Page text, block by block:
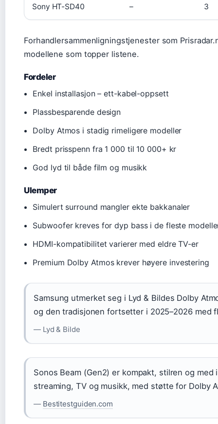
Sony HT-SD40 – 3
Forhandlersammenligningstjenester som
modellene som topper listene.
Fordeler
Enkel installasjon – ett-kabel-oppsett
Plassbesparende design
Dolby Atmos i stadig rimeligere modeller
Bredt prisspenn fra 1 000 til 10 000+ kr
God lyd til både film og musikk
Ulemper
Simulert surround mangler ekte bakkanaler
Subwoofer kreves for dyp bass i de fleste
HDMI-kompatibilitet varierer med eldre TV-er
Premium Dolby Atmos krever høyere investering
Samsung utmerket seg i Lyd & Bildes Dolby
og den tradisjonen fortsetter i 2025–2026 med
— Lyd & Bilde
Sonos Beam (Gen2) er kompakt, stilren og
streaming, TV og musikk, med støtte for Dolby
— Bestitestguiden.com